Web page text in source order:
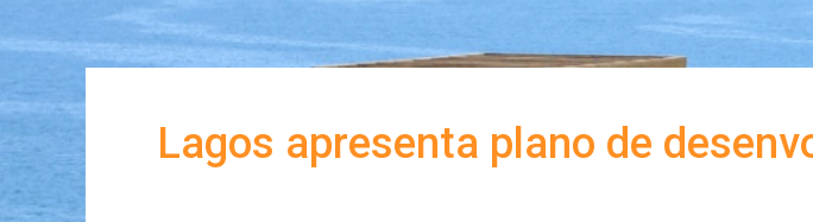
Lagos apresenta plano de